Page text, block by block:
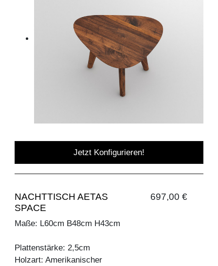
Jetzt Konfigurieren!
NACHTTISCH AETAS
SPACE
697,00 €
Maße: L60cm B48cm H43cm
Plattenstärke: 2,5cm
Holzart: Amerikanischer